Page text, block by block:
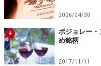
2006/04/30
4
ボジョレー
め銘柄
2017/11/11